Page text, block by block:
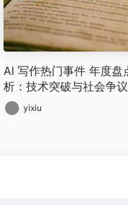
AI 写作热门事件 年度盘
析：技术突破与社会争
yixiu